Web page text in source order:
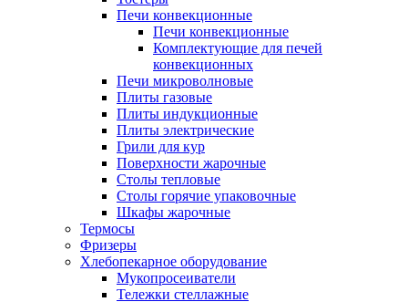
Печи конвекционные
Печи конвекционные
Комплектующие для печей
конвекционных
Печи микроволновые
Плиты газовые
Плиты индукционные
Плиты электрические
Грили для кур
Поверхности жарочные
Столы тепловые
Столы горячие упаковочные
Шкафы жарочные
Термосы
Фризеры
Хлебопекарное оборудование
Мукопросеиватели
Тележки стеллажные